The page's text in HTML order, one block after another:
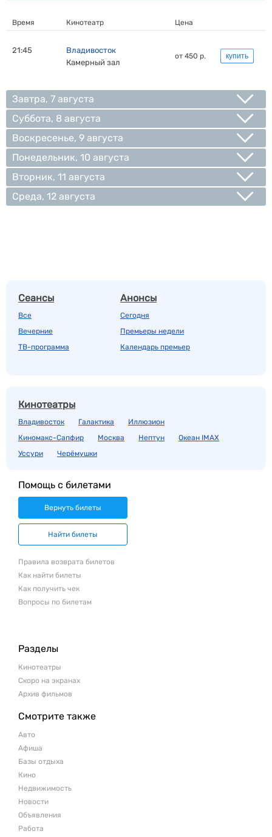
Время Кинотеатр Цена
21:45
Владивосток
Камерный зал
от 450 р. купить
Завтра, 7 августа
Суббота, 8 августа
Воскресенье, 9 августа
Понедельник, 10 августа
Вторник, 11 августа
Среда, 12 августа
Сеансы
Все
Вечерние
ТВ-программа
Анонсы
Сегодня
Премьеры недели
Календарь премьер
Кинотеатры
Владивосток Галактика
Иллюзион
Киномакс-Сапфир
Москва Нептун
Океан IMAX
Уссури
Черёмушки
Помощь с билетами
Вернуть билеты
Найти билеты
Правила возврата билетов
Как найти билеты
Как получить чек
Вопросы по билетам
Разделы
Кинотеатры
Скоро на экранах
Архив фильмов
Смотрите также
Авто
Афиша
Базы отдыха
Кино
Недвижимость
Новости
Объявления
Работа